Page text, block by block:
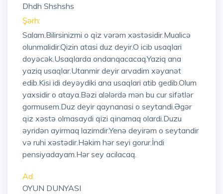
Dhdh Shshshs
Şərh:
Salam.Bilirsinizmi o qiz vərəm xəstəsidir.Mualicə
olunmalidir.Qizin atasi duz deyir.O icib usaqlari
doyəcək.Usaqlarda ondanqacacaq.Yaziq ana
yaziq usaqlar.Utanmir deyir arvadim xəyanət
edib.Kisi idi deyəydiki ana usaqlari atib gedib.Olum
yaxsidir o ataya.Bəzi alələrdə mən bu cur sifətlər
gormusem.Duz deyir qaynanasi o seytandi.Əgər
qiz xəstə olmasaydi qizi qinamaq olardi.Duzu
əyridən ayirmaq lazimdir.Yenə deyirəm o seytandir
və ruhi xəstədir.Həkim hər seyi gorur.İndi
pensiyadayam.Hər sey acilacaq.
Ad:
OYUN DUNYASI